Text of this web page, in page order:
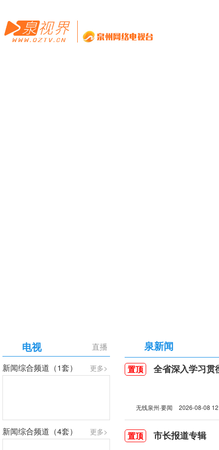
直播
电视
更多>
新闻综合频道（1套）
更多>
新闻综合频道（4套）
泉新闻
置顶 全省深入学习贯彻习
无线泉州·要闻 2026-08-08
置顶 市长报道专辑